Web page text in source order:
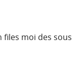
files moi des sous